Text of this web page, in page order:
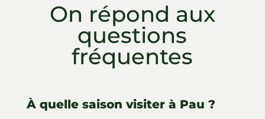
On répond aux
questions
fréquentes
À quelle saison visiter à Pau ?